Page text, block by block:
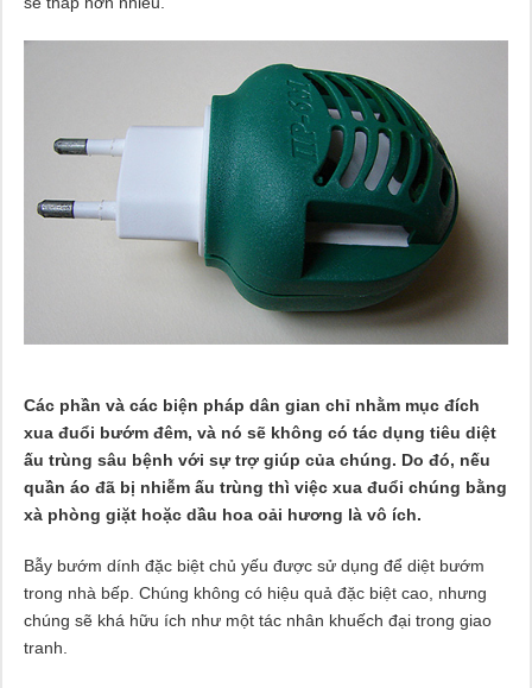
Các phần và các biện pháp dân gian chỉ nhằm mục đích
xua đuổi bướm đêm, và nó sẽ không có tác dụng tiêu diệt
ấu trùng sâu bệnh với sự trợ giúp của chúng. Do đó, nếu
quần áo đã bị nhiễm ấu trùng thì việc xua đuổi chúng bằng
xà phòng giặt hoặc dầu hoa oải hương là vô ích.
Bẫy bướm dính đặc biệt chủ yếu được sử dụng để diệt bướm
trong nhà bếp. Chúng không có hiệu quả đặc biệt cao, nhưng
chúng sẽ khá hữu ích như một tác nhân khuếch đại trong giao
tranh.